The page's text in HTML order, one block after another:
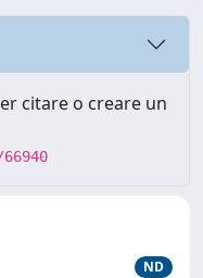
citare o creare un
ND